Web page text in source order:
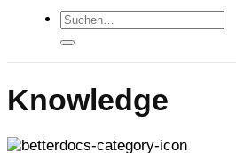
Suche
nach:
Knowledge